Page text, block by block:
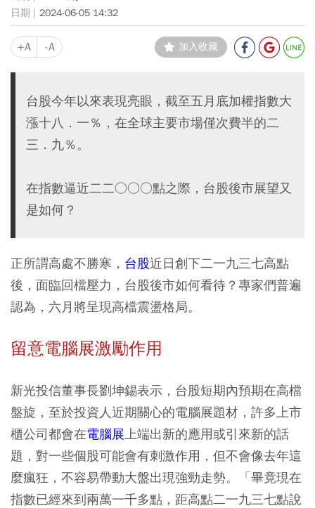
2024-06-05 14:32
+A -A 加入收藏
台股今年以來表現亮眼，截至五月底加權指數大
漲十八．一％，在全球主要市場僅次費半的二
三．九％。
在指數逼近二二○○○點之際，台股後市展望又
是如何？
正所謂高處不勝寒， 台股近日創下二一九三七高點
後，面臨回檔壓力，台股後市如何看待？專家們普遍
認為，六月將呈現高檔震盪格局。
留意電腦展激勵作用
新光投信董事長劉坤錫表示，台股短期內預期在高檔
盤旋，至於投資人近期關心的電腦展題材，許多上市
櫃公司都會在電腦展上端出新的應用或引來新的話
題，對一些個股可能會有刺激作用，但不會像去年這
麼瘋狂，不容易帶動大盤出現強勁走勢。「畢竟現在
指數已經來到兩萬一千多點，距高點二一九三七點說